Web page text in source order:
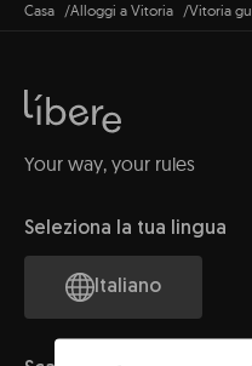
Casa Alloggi a Vitoria Vitoria
Your way, your rules
Seleziona la tua lingua
Italiano